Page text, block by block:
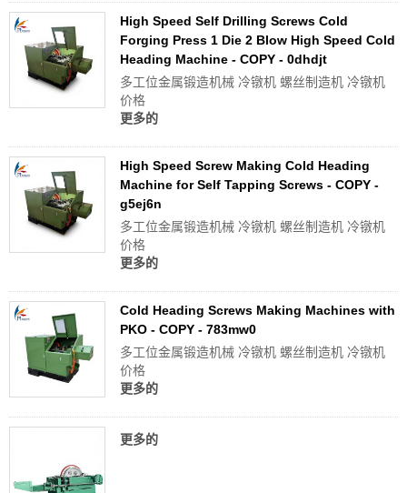
High Speed Self Drilling Screws Cold
Forging Press 1 Die 2 Blow High Speed Cold
Heading Machine - COPY - 0dhdjt
多工位金属锻造机械 冷镦机 螺丝制造机 冷镦机
价格
更多的
High Speed Screw Making Cold Heading
Machine for Self Tapping Screws - COPY -
g5ej6n
多工位金属锻造机械 冷镦机 螺丝制造机 冷镦机
价格
更多的
Cold Heading Screws Making Machines with
PKO - COPY - 783mw0
多工位金属锻造机械 冷镦机 螺丝制造机 冷镦机
价格
更多的
更多的